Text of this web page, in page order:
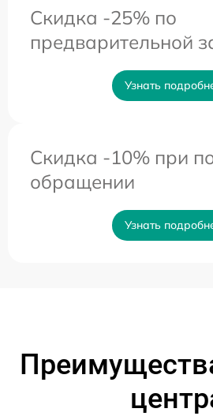
Скидка -25% по
предварительной
Узнать
Скидка -10% при
обращении
Узнать